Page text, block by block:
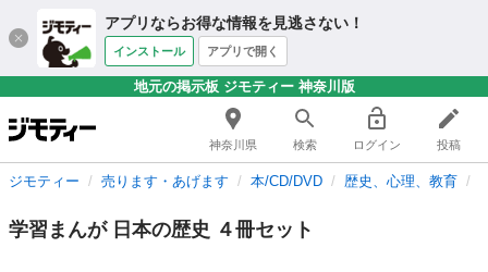
アプリならお得な情報を見逃さない！
インストール アプリで開く
地元の掲示板 ジモティー 神奈川版
神奈川県 検索 ログイン 投稿
ジモティー 売ります・あげます 本/CD/DVD 歴史、心理、教育
学習まんが 日本の歴史 ４冊セット